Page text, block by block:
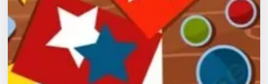
События
Города
Площадки